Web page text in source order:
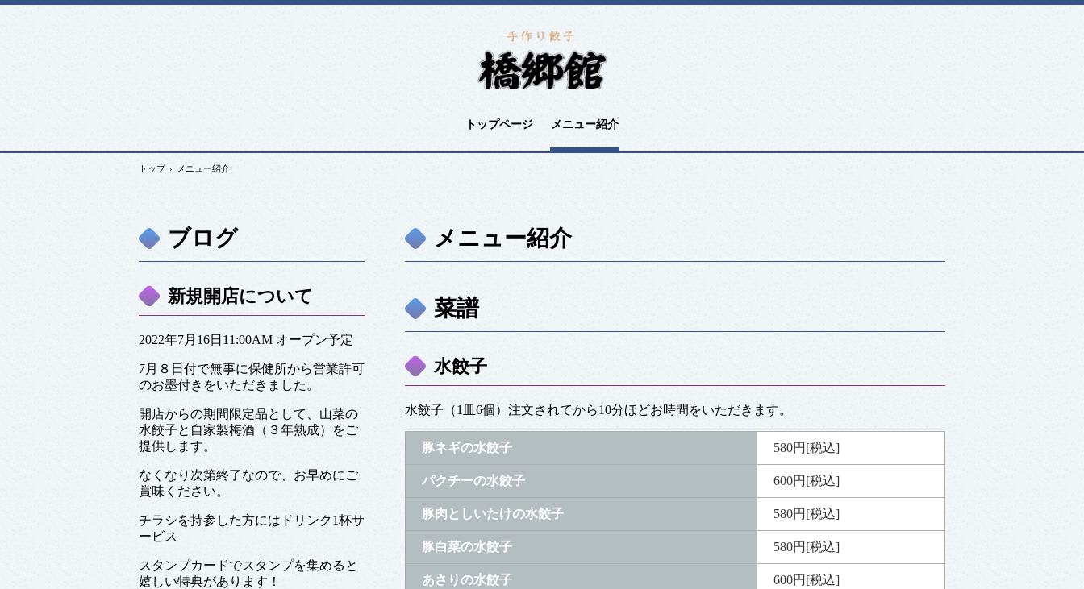
トップページ メニュー紹介
トップ › メニュー紹介
メニュー紹介
菜譜
水餃子
水餃子（1皿6個）注文されてから10分ほどお時間をいただきます。
豚ネギの水餃子 580円[税込]
パクチーの水餃子 600円[税込]
豚肉としいたけの水餃子 580円[税込]
豚白菜の水餃子 580円[税込]
あさりの水餃子 600円[税込]
ブログ
新規開店について
2022年7月16日11:00AM オープン予定
7月８日付で無事に保健所から営業許可
のお墨付きをいただきました。
開店からの期間限定品として、山菜の
水餃子と自家製梅酒（３年熟成）をご
提供します。
なくなり次第終了なので、お早めにご
賞味ください。
チラシを持参した方にはドリンク1杯サ
ービス
スタンプカードでスタンプを集めると
嬉しい特典があります！